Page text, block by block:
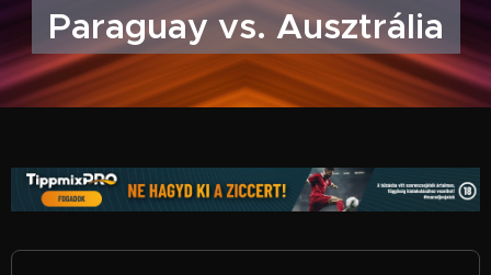
Paraguay vs. Ausztrália